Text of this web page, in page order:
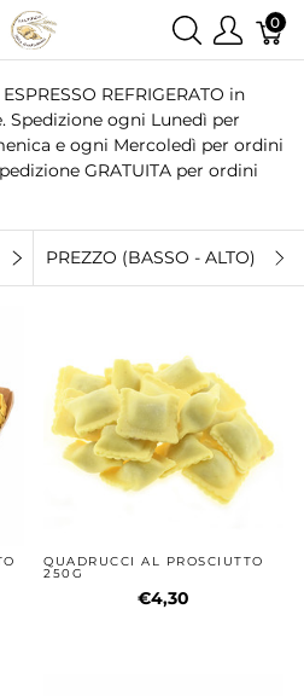
0
REFRIGERATO in
Spedizione ogni Lunedì per
e ogni Mercoledì per ordini
GRATUITA per ordini
PREZZO (BASSO - ALTO)
QUADRUCCI AL PROSCIUTTO
250G
€4,30